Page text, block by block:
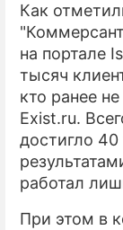
Как
на портале
тысяч
кто ранее
Exist.ru.
достигло
работал
При этом в